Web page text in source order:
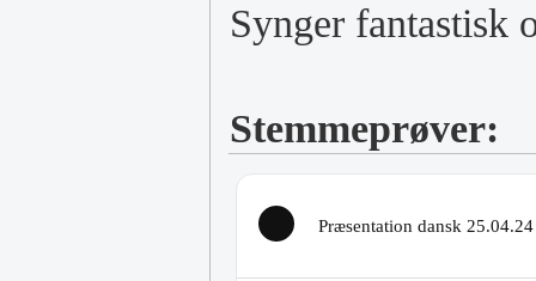
Synger fantastisk
Stemmeprøver:
Præsentation dansk 25.04.24